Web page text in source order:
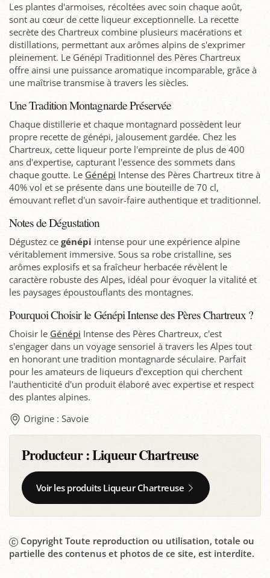
Les plantes d'armoises, récoltées avec soin chaque août,
sont au cœur de cette liqueur exceptionnelle. La recette
secrète des Chartreux combine plusieurs macérations et
distillations, permettant aux arômes alpins de s'exprimer
pleinement. Le Génépi Traditionnel des Pères Chartreux
offre ainsi une puissance aromatique incomparable, grâce à
une maîtrise transmise à travers les siècles.
Une Tradition Montagnarde Préservée
Chaque distillerie et chaque montagnard possèdent leur
propre recette de génépi, jalousement gardée. Chez les
Chartreux, cette liqueur porte l'empreinte de plus de 400
ans d'expertise, capturant l'essence des sommets dans
chaque goutte. Le Génépi Intense des Pères Chartreux titre à
40% vol et se présente dans une bouteille de 70 cl,
émouvant reflet d'un savoir-faire authentique et traditionnel.
Notes de Dégustation
Dégustez ce génépi intense pour une expérience alpine
véritablement immersive. Sous sa robe cristalline, ses
arômes explosifs et sa fraîcheur herbacée révèlent le
caractère robuste des Alpes, idéal pour évoquer la vitalité et
les paysages époustouflants des montagnes.
Pourquoi Choisir le Génépi Intense des Pères Chartreux ?
Choisir le Génépi Intense des Pères Chartreux, c'est
s'engager dans un voyage sensoriel à travers les Alpes tout
en honorant une tradition montagnarde séculaire. Parfait
pour les amateurs de liqueurs d'exception qui cherchent
l'authenticité d'un produit élaboré avec expertise et respect
des plantes alpines.
Origine : Savoie
Producteur :Liqueur Chartreuse
Voir les produits Liqueur Chartreuse
Copyright Toute reproduction ou utilisation, totale ou
partielle des contenus et photos de ce site, est interdite.